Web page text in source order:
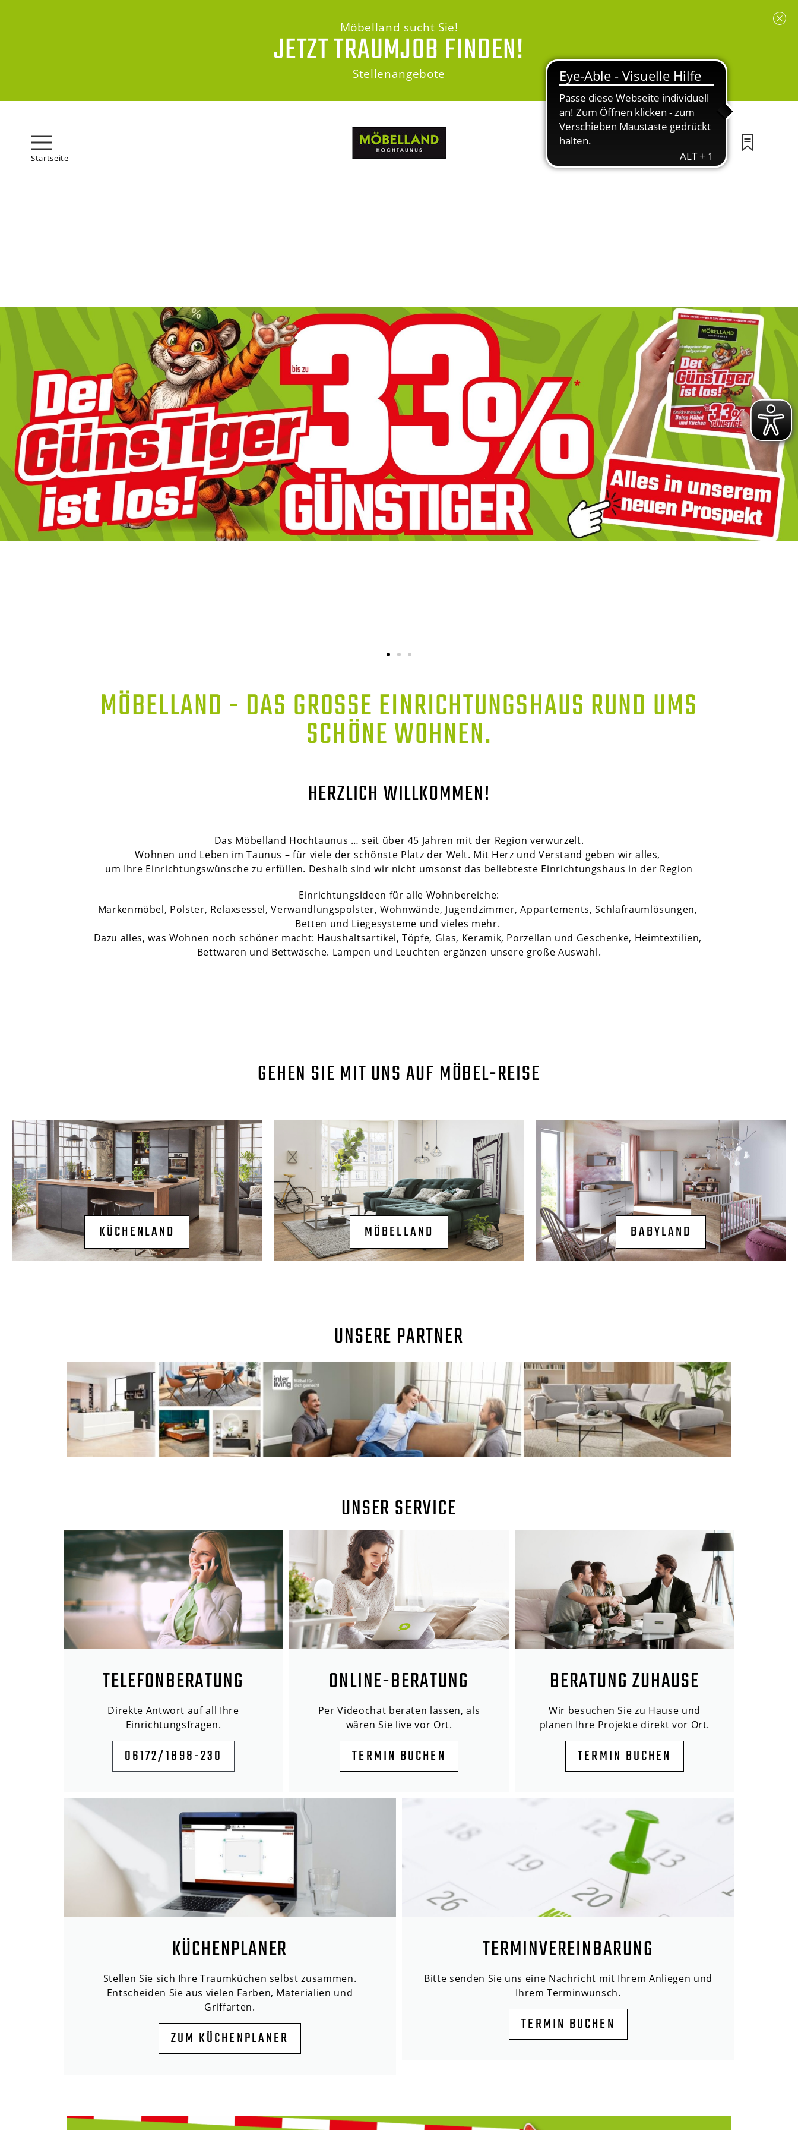
Möbelland sucht Sie!
JETZT TRAUMJOB FINDEN!
Stellenangebote
Startseite
MÖBELLAND - DAS GROSSE EINRICHTUNGSHAUS RUND UMS S
CHÖNE WOHNEN.
HERZLICH WILLKOMMEN!
Das Möbelland Hochtaunus … seit über 45 Jahren mit der Region verwurzelt.
Wohnen und Leben im Taunus – für viele der schönste Platz der Welt. Mit Herz und Verstand geben wir alles,
um Ihre Einrichtungswünsche zu erfüllen. Deshalb sind wir nicht umsonst das beliebteste Einrichtungshaus in der Region
Einrichtungsideen für alle Wohnbereiche:
Markenmöbel, Polster, Relaxsessel, Verwandlungspolster, Wohnwände, Jugendzimmer, Appartements, Schlafraumlösungen,
Betten und Liegesysteme und vieles mehr.
Dazu alles, was Wohnen noch schöner macht: Haushaltsartikel, Töpfe, Glas, Keramik, Porzellan und Geschenke, Heimtextilien,
Bettwaren und Bettwäsche. Lampen und Leuchten ergänzen unsere große Auswahl.
GEHEN SIE MIT UNS AUF MÖBEL-REISE
KÜCHENLAND MÖBELLAND BABYLAND
UNSERE PARTNER
UNSER SERVICE
TELEFONBERATUNG
Direkte Antwort auf all Ihre
Einrichtungsfragen.
06172/1898-230
ONLINE-BERATUNG
Per Videochat beraten lassen, als
wären Sie live vor Ort.
TERMIN BUCHEN
BERATUNG ZUHAUSE
Wir besuchen Sie zu Hause und
planen Ihre Projekte direkt vor Ort.
TERMIN BUCHEN
KÜCHENPLANER
Stellen Sie sich Ihre Traumküchen selbst zusammen.
Entscheiden Sie aus vielen Farben, Materialien und
Griffarten.
ZUM KÜCHENPLANER
TERMINVEREINBARUNG
Bitte senden Sie uns eine Nachricht mit Ihrem Anliegen und
Ihrem Terminwunsch.
TERMIN BUCHEN